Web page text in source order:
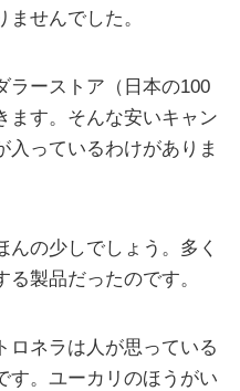
せんでした。
ラーストア（日本の100
ます。そんな安いキャン
入っているわけがありま
の少しでしょう。多く
製品だったのです。
ロネラは人が思っている
す。ユーカリのほうがい